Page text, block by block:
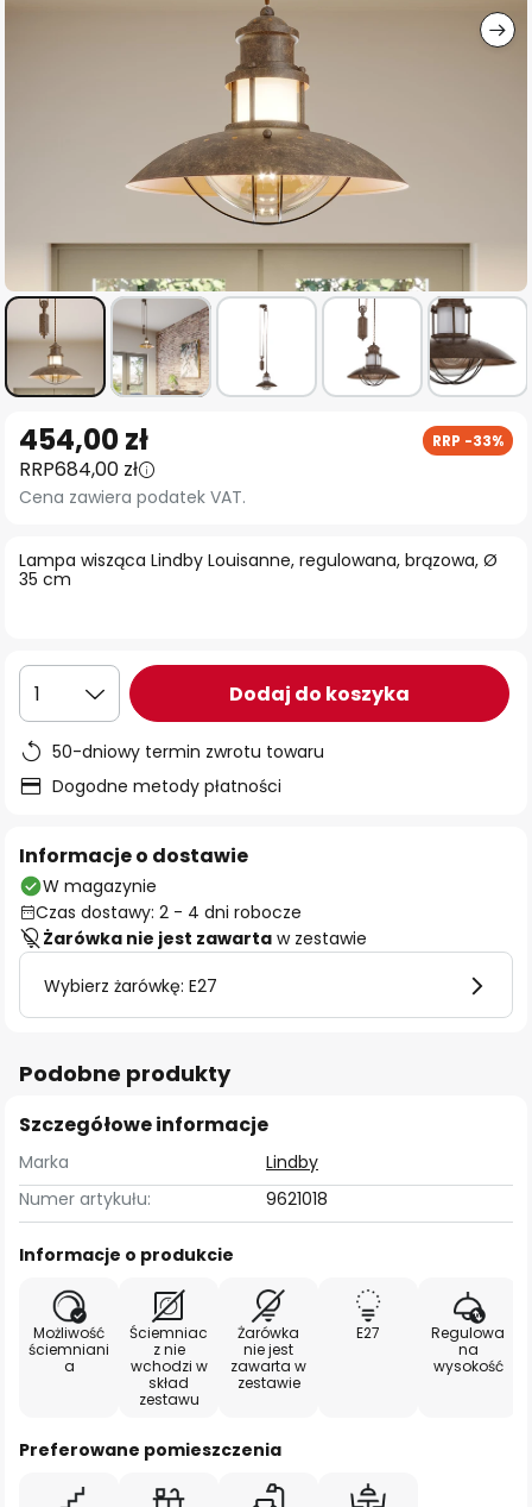
na
początek
galerii
Lampa wisząca Lindby Louisanne, regulowana, brązowa, Ø
35 cm
454,00 zł RRP -33%
RRP684,00 zł
Cena zawiera podatek VAT.
1 Dodaj do koszyka
50-dniowy termin zwrotu towaru
Dogodne metody płatności
Informacje o dostawie
W magazynie
Czas dostawy: 2 - 4 dni robocze
Żarówka nie jest zawarta w zestawie
Wybierz żarówkę: E27
Podobne produkty
Szczegółowe informacje
Marka
Lindby
Numer artykułu:
9621018
Informacje o produkcie
Możliwość
ściemniani
a
Ściemniac
z nie
wchodzi w
skład
zestawu
Żarówka
nie jest
zawarta w
zestawie
E27
Regulowa
na
wysokość
Preferowane pomieszczenia